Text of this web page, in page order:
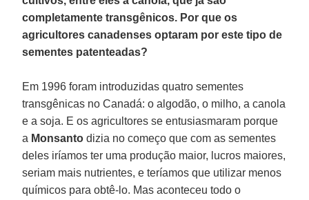
completamente transgênicos. Por que os
agricultores canadenses optaram por este tipo de
sementes patenteadas?
Em 1996 foram introduzidas quatro sementes
transgênicas no Canadá: o algodão, o milho, a canola
e a soja. E os agricultores se entusiasmaram porque
a Monsantodizia no começo que com as sementes
deles iríamos ter uma produção maior, lucros maiores,
seriam mais nutrientes, e teríamos que utilizar menos
químicos para obtê-lo. Mas aconteceu todo o